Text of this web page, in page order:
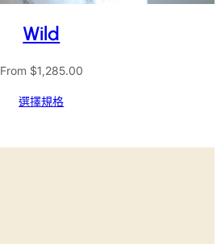
Wild
From $1,285.00
選擇規格